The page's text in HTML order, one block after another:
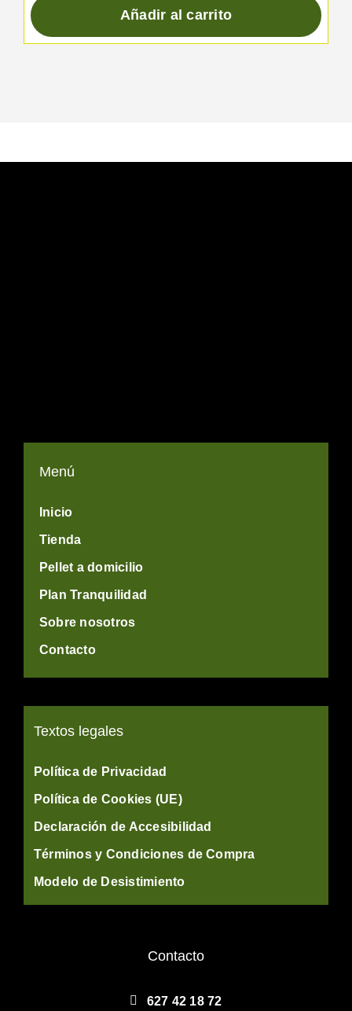
Añadir al carrito
Menú
Inicio
Tienda
Pellet a domicilio
Plan Tranquilidad
Sobre nosotros
Contacto
Textos legales
Política de Privacidad
Política de Cookies (UE)
Declaración de Accesibilidad
Términos y Condiciones de Compra
Modelo de Desistimiento
Contacto
627 42 18 72